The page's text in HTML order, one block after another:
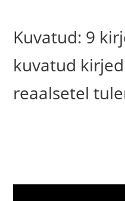
Kuvatud: 9
kuvatud
reaalsetel